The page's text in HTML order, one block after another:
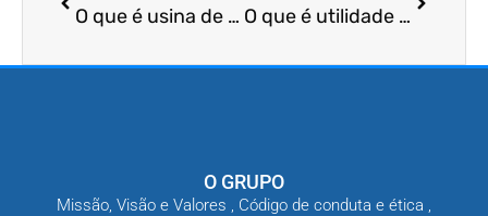
O que é usina de tratamento de esgoto O que é utilidade de detetores de movimento para pragas
O GRUPO
Missão, Visão e Valores , Código de conduta e ética ,